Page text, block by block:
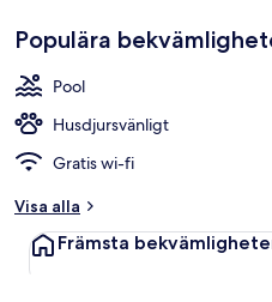
Populära
Pool
Husdjursvänligt
Gratis wi-fi
Visa alla
Främsta